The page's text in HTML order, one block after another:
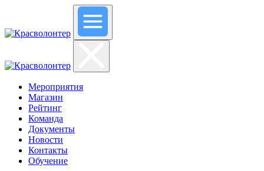
Мероприятия
Магазин
Рейтинг
Команда
Документы
Новости
Контакты
Обучение